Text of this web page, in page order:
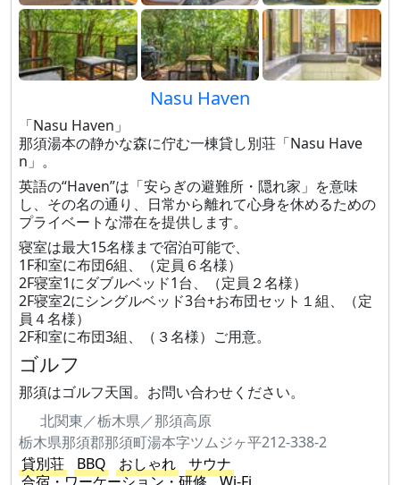
Nasu Haven
「Nasu Haven」
那須湯本の静かな森に佇む一棟貸し別荘「Nasu Have
n」。
英語の“Haven”は「安らぎの避難所・隠れ家」を意味
し、その名の通り、日常から離れて心身を休めるための
プライベートな滞在を提供します。
寝室は最大15名様まで宿泊可能で、
1F和室に布団6組、（定員６名様）
2F寝室1にダブルベッド1台、（定員２名様）
2F寝室2にシングルベッド3台+お布団セット１組、（定
員４名様）
2F和室に布団3組、（３名様）ご用意。
ゴルフ
那須はゴルフ天国。お問い合わせください。
北関東／栃木県／那須高原
栃木県那須郡那須町湯本字ツムジヶ平212-338-2
貸別荘
BBQ おしゃれ
サウナ